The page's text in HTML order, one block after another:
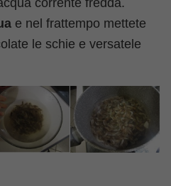
corrente fredda.
e nel frattempo mettete
le schie e versatele